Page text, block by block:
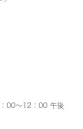
00～12：00 午後